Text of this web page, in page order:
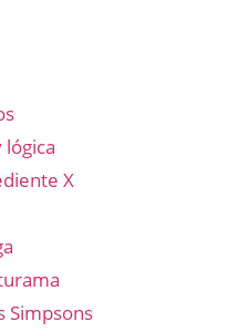
X
Simpsons